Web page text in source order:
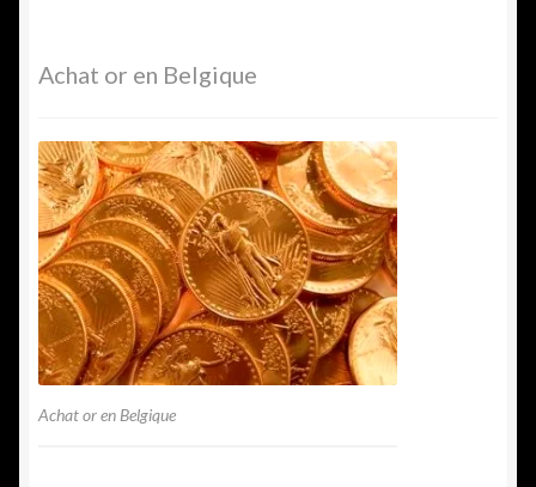
Achat or en Belgique
Achat or en Belgique